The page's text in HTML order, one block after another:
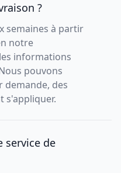
?
semaines à partir
notre
informations
pouvons
demande, des
s'appliquer.
service de